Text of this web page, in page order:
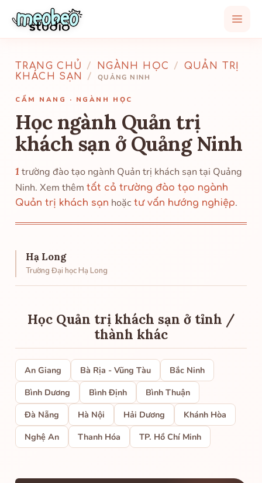
TRANG CHỦ / NGÀNH HỌC /
QUẢN TRỊ
KHÁCH SẠN
/ QUẢNG NINH
CẨM NANG · NGÀNH HỌC
Học ngành Quản trị
khách sạn ở Quảng Ninh
1 trường đào tạo ngành Quản trị khách sạn tại Quảng
Ninh. Xem thêm tất cả trường đào tạo ngành
Quản trị khách sạn hoặc tư vấn hướng nghiệp.
Hạ Long
Trường Đại học Hạ Long
Học Quản trị khách sạn ở tỉnh /
thành khác
An Giang Bà Rịa - Vũng Tàu
Bắc Ninh
Bình Dương
Bình Định
Bình Thuận
Đà Nẵng
Hà Nội Hải Dương
Khánh Hòa
Nghệ An
Thanh Hóa TP. Hồ Chí Minh